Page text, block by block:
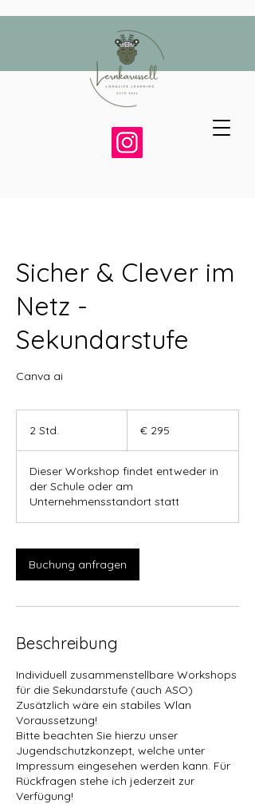
Sicher & Clever im
Netz -
Sekundarstufe
Canva ai
2 Std.
d
.
€ 295
Dieser Workshop findet entweder in
der Schule oder am
Unternehmensstandort statt
Buchung anfragen
Beschreibung
Individuell zusammenstellbare Workshops
für die Sekundarstufe (auch ASO)
Zusätzlich wäre ein stabiles Wlan
Voraussetzung!
Bitte beachten Sie hierzu unser
Jugendschutzkonzept, welche unter
Impressum eingesehen werden kann. Für
Rückfragen stehe ich jederzeit zur
Verfügung!